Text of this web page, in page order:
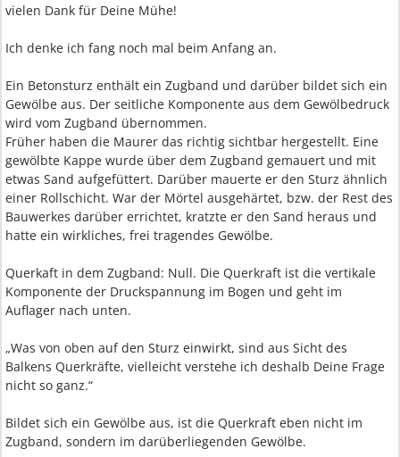
vielen Dank für Deine Mühe!
Ich denke ich fang noch mal beim Anfang an.
Ein Betonsturz enthält ein Zugband und darüber bildet sich ein
Gewölbe aus. Der seitliche Komponente aus dem Gewölbedruck
wird vom Zugband übernommen.
Früher haben die Maurer das richtig sichtbar hergestellt. Eine
gewölbte Kappe wurde über dem Zugband gemauert und mit
etwas Sand aufgefüttert. Darüber mauerte er den Sturz ähnlich
einer Rollschicht. War der Mörtel ausgehärtet, bzw. der Rest des
Bauwerkes darüber errichtet, kratzte er den Sand heraus und
hatte ein wirkliches, frei tragendes Gewölbe.
Querkaft in dem Zugband: Null. Die Querkraft ist die vertikale
Komponente der Druckspannung im Bogen und geht im
Auflager nach unten.
„Was von oben auf den Sturz einwirkt, sind aus Sicht des
Balkens Querkräfte, vielleicht verstehe ich deshalb Deine Frage
nicht so ganz.“
Bildet sich ein Gewölbe aus, ist die Querkraft eben nicht im
Zugband, sondern im darüberliegenden Gewölbe.